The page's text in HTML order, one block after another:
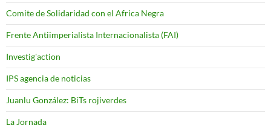
Comite de Solidaridad con el Africa Negra
Frente Antiimperialista Internacionalista (FAI)
Investig'action
IPS agencia de noticias
Juanlu González: BiTs rojiverdes
La Jornada